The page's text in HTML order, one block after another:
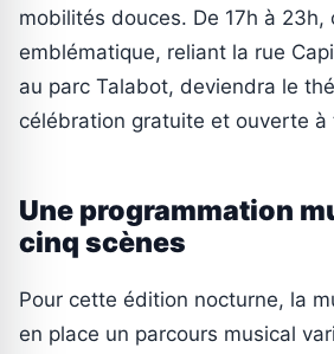
mobilités douces. De 17h à 23h,
emblématique, reliant la rue
au parc Talabot, deviendra le
célébration gratuite et ouverte à
Une programmation
cinq scènes
Pour cette édition nocturne, la
en place un parcours musical